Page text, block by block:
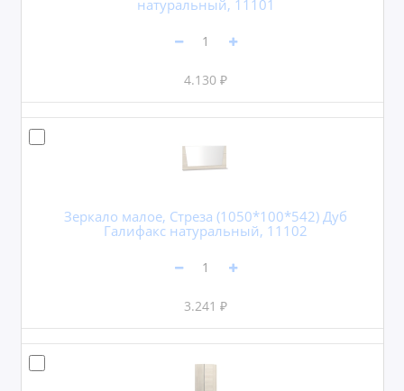
натуральный, 11101
4.130 ₽
Зеркало малое, Стреза (1050*100*542) Дуб
Галифакс натуральный, 11102
3.241 ₽